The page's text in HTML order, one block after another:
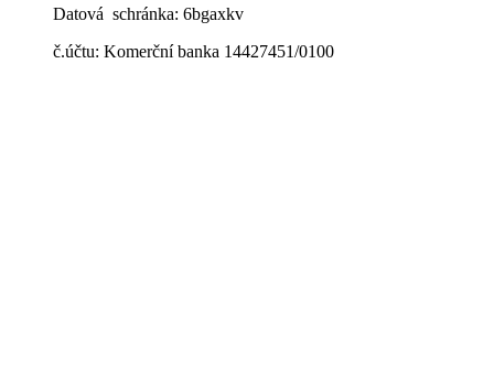
Datová schránka: 6bgaxkv
č.účtu: Komerční banka 14427451/0100